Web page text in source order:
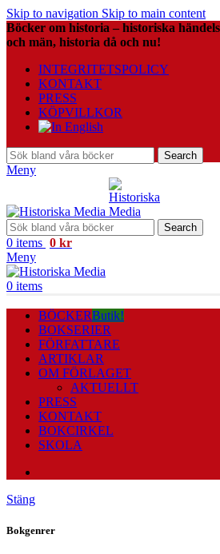
Skip to navigation Skip to main content
Böcker om historia – historiska
och män, historia då och nu!
INTEGRITETSPOLICY
KONTAKT
PRESS
KÖPVILLKOR
Search
Meny
Search
0 items 0 kr
Meny
0 items
BÖCKERButik!
BOKSERIER
FÖRFATTARE
ARTIKLAR
OM FÖRLAGET
AKTUELLT
PRESS
KONTAKT
BOKCIRKEL
SKOLA
Stäng
Bokgenrer